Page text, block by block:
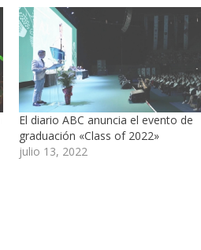
El diario ABC anuncia el evento de
graduación «Class of 2022»
julio 13, 2022